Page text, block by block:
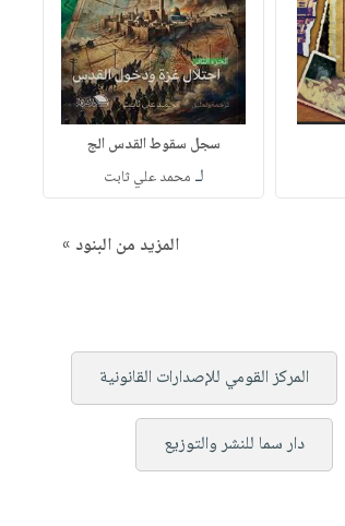
سجل سقوط القدس الج
لـ محمد علي ثابت
المزيد من البنود »
المركز القومي للإصدارات القانونية
دار سما للنشر والتوزيع